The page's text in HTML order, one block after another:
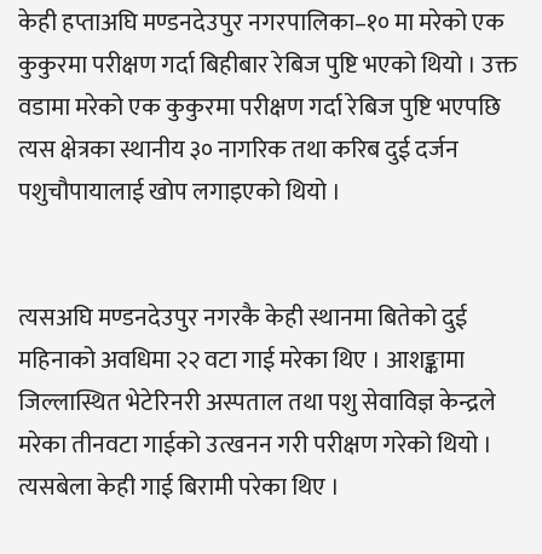
केही हप्ताअघि मण्डनदेउपुर नगरपालिका–१० मा मरेको एक
कुकुरमा परीक्षण गर्दा बिहीबार रेबिज पुष्टि भएको थियो । उक्त
वडामा मरेको एक कुकुरमा परीक्षण गर्दा रेबिज पुष्टि भएपछि
त्यस क्षेत्रका स्थानीय ३० नागरिक तथा करिब दुई दर्जन
पशुचौपायालाई खोप लगाइएको थियो ।
त्यसअघि मण्डनदेउपुर नगरकै केही स्थानमा बितेको दुई
महिनाको अवधिमा २२ वटा गाई मरेका थिए । आशङ्कामा
जिल्लास्थित भेटेरिनरी अस्पताल तथा पशु सेवाविज्ञ केन्द्रले
मरेका तीनवटा गाईको उत्खनन गरी परीक्षण गरेको थियो ।
त्यसबेला केही गाई बिरामी परेका थिए ।